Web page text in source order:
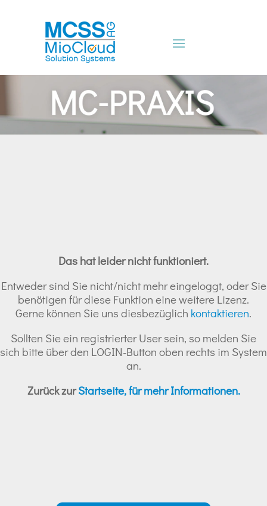
Das hat leider nicht funktioniert.
Entweder sind Sie nicht/nicht mehr eingeloggt, oder Sie
benötigen für diese Funktion eine weitere Lizenz.
Gerne können Sie uns diesbezüglich kontaktieren.
Sollten Sie ein registrierter User sein, so melden Sie
sich bitte über den LOGIN-Button oben rechts im System
an.
Zurück zurStartseite, für mehr Informationen.